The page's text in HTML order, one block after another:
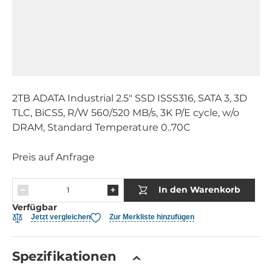
2TB ADATA Industrial 2.5" SSD ISSS316, SATA 3, 3D
TLC, BiCS5, R/W 560/520 MB/s, 3K P/E cycle, w/o
DRAM, Standard Temperature 0..70C
Preis auf Anfrage
In den Warenkorb
Verfügbar
Jetzt vergleichen Zur Merkliste hinzufügen
Spezifikationen